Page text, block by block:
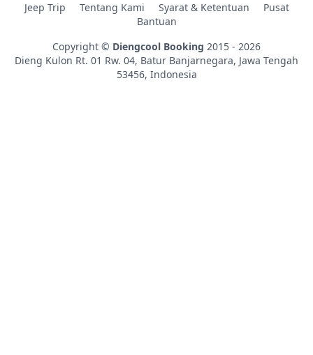
Jeep Trip Tentang Kami Syarat & Ketentuan
Pusat
Bantuan
Copyright © Diengcool Booking 2015 - 2026
Dieng Kulon Rt. 01 Rw. 04, Batur Banjarnegara, Jawa Tengah
53456, Indonesia